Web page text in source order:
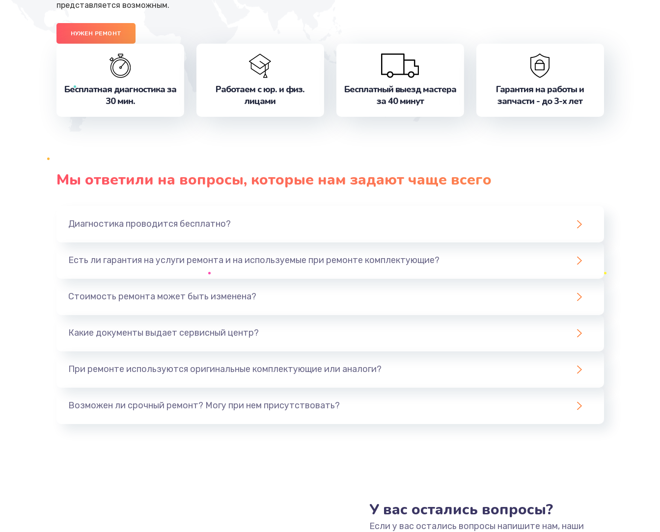
представляется возможным.
НУЖЕН РЕМОНТ
Бесплатная диагностика за
30 мин.
Работаем с юр. и физ.
лицами
Бесплатный выезд мастера
за 40 минут
Гарантия на работы и
запчасти - до 3-х лет
Мы ответили на вопросы, которые нам задают чаще всего
Диагностика проводится бесплатно?
Есть ли гарантия на услуги ремонта и на используемые при ремонте комплектующие?
Стоимость ремонта может быть изменена?
Какие документы выдает сервисный центр?
При ремонте используются оригинальные комплектующие или аналоги?
Возможен ли срочный ремонт? Могу при нем присутствовать?
У вас остались вопросы?
Если у вас остались вопросы напишите нам, наши